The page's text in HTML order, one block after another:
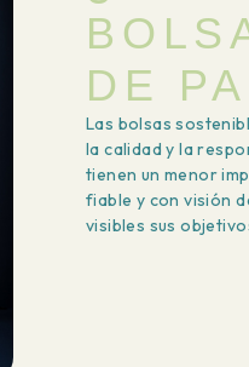
DE
Las bolsas
la calidad y la
tienen un menor
fiable y con visión
visibles sus